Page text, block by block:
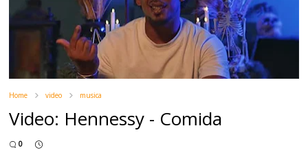
Home video musica
Video: Hennessy - Comida
0